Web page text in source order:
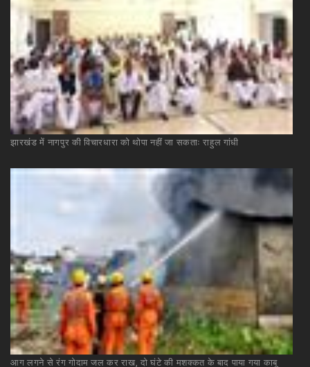
झारखंड में नागपुर की विचारधारा को थोपा नहीं जा सकताः राहुल गांधी
आग लगने से रंग गोदाम जल कर राख, दो घंटे की मशक्कत के बाद पाया गया काबू